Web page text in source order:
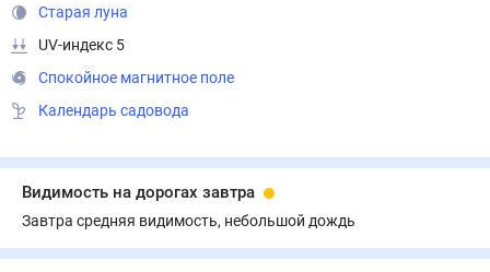
Старая луна
UV-индекс 5
Спокойное магнитное поле
Календарь садовода
Видимость на дорогах завтра
Завтра средняя видимость, небольшой дождь